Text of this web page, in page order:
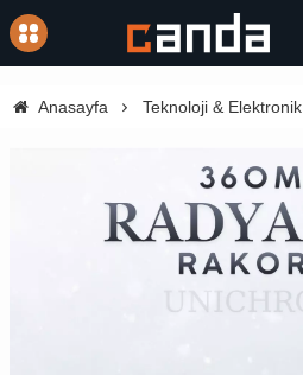
Anasayfa Teknoloji & Elektronik